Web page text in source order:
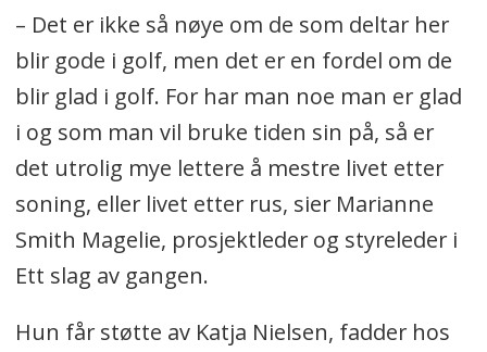
– Det er ikke så nøye om de som deltar her
blir gode i golf, men det er en fordel om de
blir glad i golf. For har man noe man er glad
i og som man vil bruke tiden sin på, så er
det utrolig mye lettere å mestre livet etter
soning, eller livet etter rus, sier Marianne
Smith Magelie, prosjektleder og styreleder i
Ett slag av gangen.
Hun får støtte av Katja Nielsen, fadder hos